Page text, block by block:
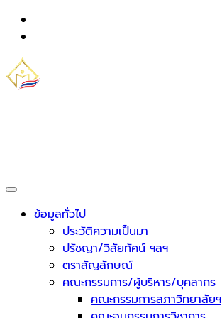
Skip
content
ข้อมูลทั่วไป
ประวัติความเป็นมา
ปรัชญา/วิสัยทัศน์ ฯลฯ
ตราสัญลักษณ์
คณะกรรมการ/ผู้บริหาร/บุคลากร
คณะกรรมการสภาวิทยาลัยฯ